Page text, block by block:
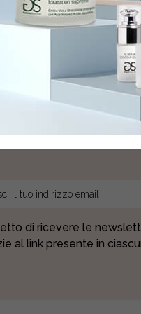
di ricevere le
al link presente in